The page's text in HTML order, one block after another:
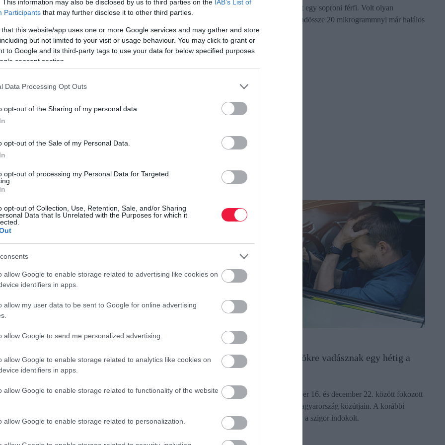
This information may also be disclosed by us to third parties on the IAB’s List of
Participants that may further disclose it to other third parties.
this website/app uses one or more Google services and may gather and store
but not limited to your visit or usage behaviour. You may click to grant or
to Google and its third-party tags to use your data for below specified purposes
consent section.
Data Processing Opt Outs
opt-out of the Sharing of my personal data.
opt-out of the Sale of my Personal Data.
opt-out of processing my Personal Data for Targeted
opt-out of Collection, Use, Retention, Sale, and/or Sharing
Data that Is Unrelated with the Purposes for which it
allow Google to enable storage related to advertising like cookies on
identifiers in apps.
allow my user data to be sent to Google for online advertising
allow Google to send me personalized advertising.
allow Google to enable storage related to analytics like cookies on
identifiers in apps.
allow Google to enable storage related to functionality of the website
allow Google to enable storage related to personalization.
Rendőr-főkapitányság járműparkja. Az Audi RS5 Coupét rendőri
kotyvasztotta a kábítószert egy soproni férfi. Volt olyan
összetevő, amelyikből mindössze 20 mikrogrammnyi már halálos
dózisú.
Egyhavi magyar átlagfizetést bukhatsz az olasz
utakon
Kemény fellépést írnak elő az alkohol- és drogfogyasztás ellen,
használatot az új olaszországi közlekedési szabályok, amelyek
AUTÓ
Ittas és bódult sofőrökre vadásznak egy hétig a
rendőrök
A rendőrök 2024. december 16. és december 22. között fokozott
ellenőrzéseket tartanak Magyarország közútjain. A korábbi
tapasztalatok azt mutatják, a szigor indokolt.